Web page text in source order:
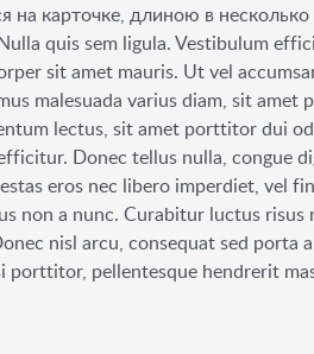
на карточке, длиною в несколько
quis sem ligula. Vestibulum
sit amet mauris. Ut vel
malesuada varius diam, sit amet
lectus, sit amet porttitor dui
Donec tellus nulla, congue
eros nec libero imperdiet, vel
non a nunc. Curabitur luctus
nisl arcu, consequat sed porta
pellentesque hendrerit